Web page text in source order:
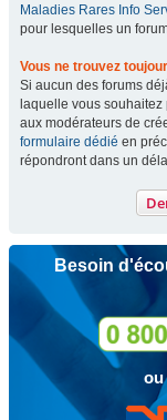
Maladies Rares Info
pour lesquelles un
Vous ne trouvez
Si aucun des forums
laquelle vous
aux modérateurs de
formulaire dédié en
répondront dans un
Besoin